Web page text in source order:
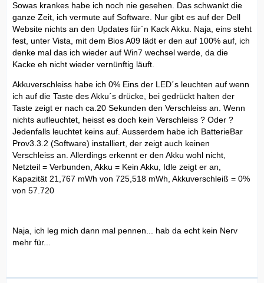
Sowas krankes habe ich noch nie gesehen. Das schwankt die
ganze Zeit, ich vermute auf Software. Nur gibt es auf der Dell
Website nichts an den Updates für´n Kack Akku. Naja, eins steht
fest, unter Vista, mit dem Bios A09 lädt er den auf 100% auf, ich
denke mal das ich wieder auf Win7 wechsel werde, da die
Kacke eh nicht wieder vernünftig läuft.
Akkuverschleiss habe ich 0% Eins der LED´s leuchten auf wenn
ich auf die Taste des Akku´s drücke, bei gedrückt halten der
Taste zeigt er nach ca.20 Sekunden den Verschleiss an. Wenn
nichts aufleuchtet, heisst es doch kein Verschleiss ? Oder ?
Jedenfalls leuchtet keins auf. Ausserdem habe ich BatterieBar
Prov3.3.2 (Software) installiert, der zeigt auch keinen
Verschleiss an. Allerdings erkennt er den Akku wohl nicht,
Netzteil = Verbunden, Akku = Kein Akku, Idle zeigt er an,
Kapazität 21,767 mWh von 725,518 mWh, Akkuverschleiß = 0%
von 57.720
Naja, ich leg mich dann mal pennen... hab da echt kein Nerv
mehr für...